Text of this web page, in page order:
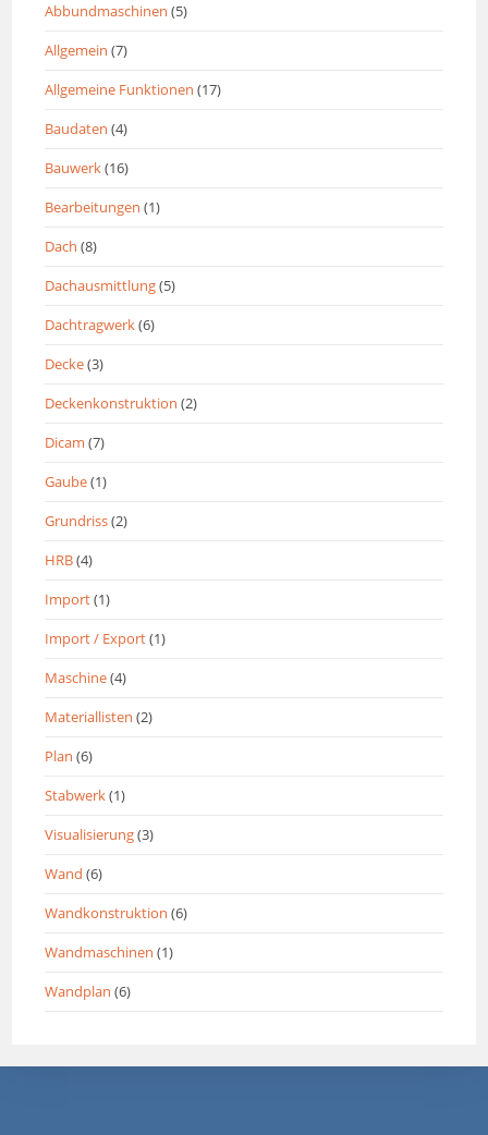
Abbundmaschinen (5)
Allgemein (7)
Allgemeine Funktionen (17)
Baudaten (4)
Bauwerk(16)
Bearbeitungen (1)
Dach (8)
Dachausmittlung(5)
Dachtragwerk(6)
Decke(3)
Deckenkonstruktion (2)
Dicam (7)
Gaube(1)
Grundriss(2)
HRB(4)
Import(1)
Import / Export(1)
Maschine(4)
Materiallisten (2)
Plan (6)
Stabwerk(1)
Visualisierung(3)
Wand (6)
Wandkonstruktion (6)
Wandmaschinen (1)
Wandplan (6)